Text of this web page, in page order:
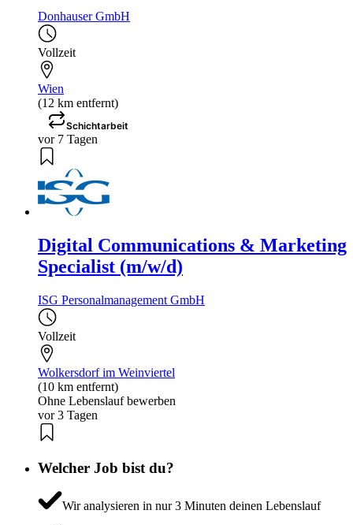
Donhauser GmbH
Vollzeit
Wien
(12 km entfernt)
Schichtarbeit
vor 7 Tagen
Digital Communications & Marketing
Specialist (m/w/d)
ISG Personalmanagement GmbH
Vollzeit
Wolkersdorf im Weinviertel
(10 km entfernt)
Ohne Lebenslauf bewerben
vor 3 Tagen
Welcher Job bist du?
Wir analysieren in nur 3 Minuten deinen Lebenslauf